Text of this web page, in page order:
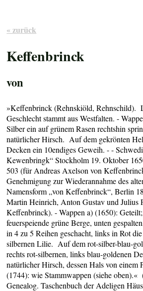
« zurück
Keffenbrinck
von
»Keffenbrinck (Rehnskiöld, Rehnschild).
Geschlecht stammt aus Westfalten. -
Silber ein auf grünem Rasen rechtshin
natürlicher Hirsch. Auf dem gekrönten
Decken ein 10endiges Geweih. - - S
Kewenbringk“ Stockholm 19. Oktober
503 (für Andreas Axelson von
Genehmigung zur Wiederannahme des
Namensform „von Keffenbrinck“, Berlin
Martin Heinrich, Anton Gustav und Julius
Keffenbrinck). - Wappen a) (1650):
feuerspeiende grüne Berge, unten
in 4 zu 5 Reihen geschacht, links in Rot
silbernen Lilie. Auf dem rot-silber-blau-
rechts rot-silbernen, links blau-goldenen
natürlicher Hirsch, dessen Hals von
(1744): wie Stammwappen (siehe oben).«
Genealog. Taschenbuch der Adeligen